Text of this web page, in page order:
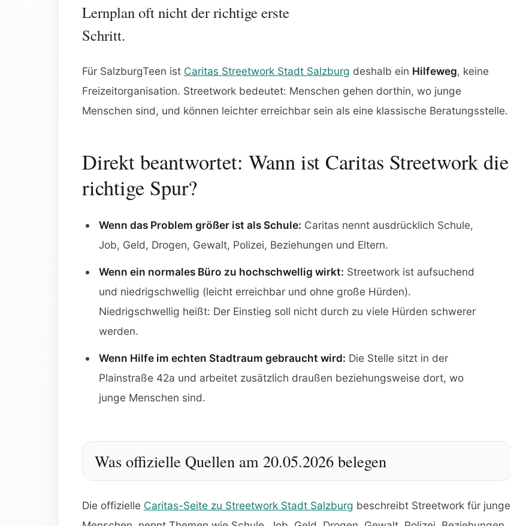
Lernplan oft nicht der richtige erste
Schritt.
Für SalzburgTeen ist Caritas Streetwork Stadt Salzburg deshalb ein Hilfeweg, keine
Freizeitorganisation. Streetwork bedeutet: Menschen gehen dorthin, wo junge
Menschen sind, und können leichter erreichbar sein als eine klassische Beratungsstelle.
Direkt beantwortet: Wann ist Caritas Streetwork die
richtige Spur?
Wenn das Problem größer ist als Schule: Caritas nennt ausdrücklich Schule,
Job, Geld, Drogen, Gewalt, Polizei, Beziehungen und Eltern.
Wenn ein normales Büro zu hochschwellig wirkt: Streetwork ist aufsuchend
und niedrigschwellig (leicht erreichbar und ohne große Hürden).
Niedrigschwellig heißt: Der Einstieg soll nicht durch zu viele Hürden schwerer
werden.
Wenn Hilfe im echten Stadtraum gebraucht wird: Die Stelle sitzt in der
Plainstraße 42a und arbeitet zusätzlich draußen beziehungsweise dort, wo
junge Menschen sind.
Was offizielle Quellen am 20.05.2026 belegen
Die offizielle Caritas-Seite zu Streetwork Stadt Salzburg beschreibt Streetwork für junge